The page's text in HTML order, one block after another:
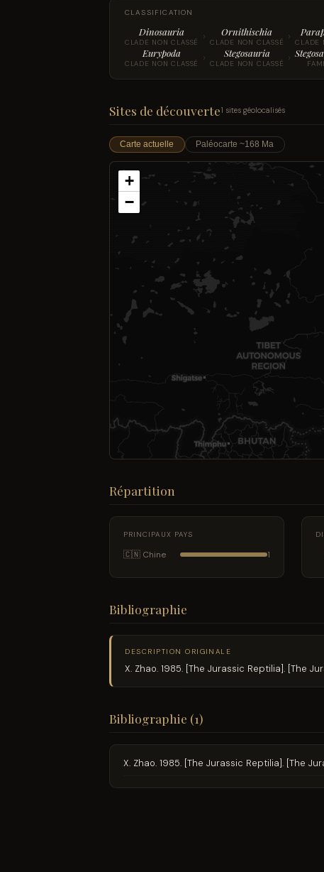
CLASSIFICATION
Dinosauria
CLADE NON CLASSÉ › Ornithischia
CLADE NON CLASSÉ › CLADE
Eurypoda
CLADE NON CLASSÉ › Stegosauria
CLADE NON CLASSÉ ›
Sites de découverte1 sites géolocalisés
Carte actuelle Paléocarte ~168 Ma
+
−
Répartition
PRINCIPAUX PAYS
🇨🇳 Chine 1
Bibliographie
DESCRIPTION ORIGINALE
X. Zhao. 1985. [The Jurassic Reptilia]. [The
Bibliographie (1)
X. Zhao. 1985. [The Jurassic Reptilia]. [The